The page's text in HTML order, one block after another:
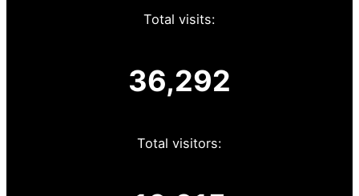
Total visits:
36,292
Total visitors: